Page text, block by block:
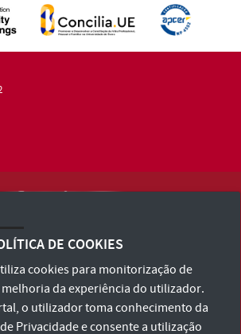
and Conditions and Privacy Policy
Accessibility Statement
DE COOKIES
cookies para monitorização de
melhoria da experiência do utilizador.
o utilizador toma conhecimento da
Privacidadee consente a utilização